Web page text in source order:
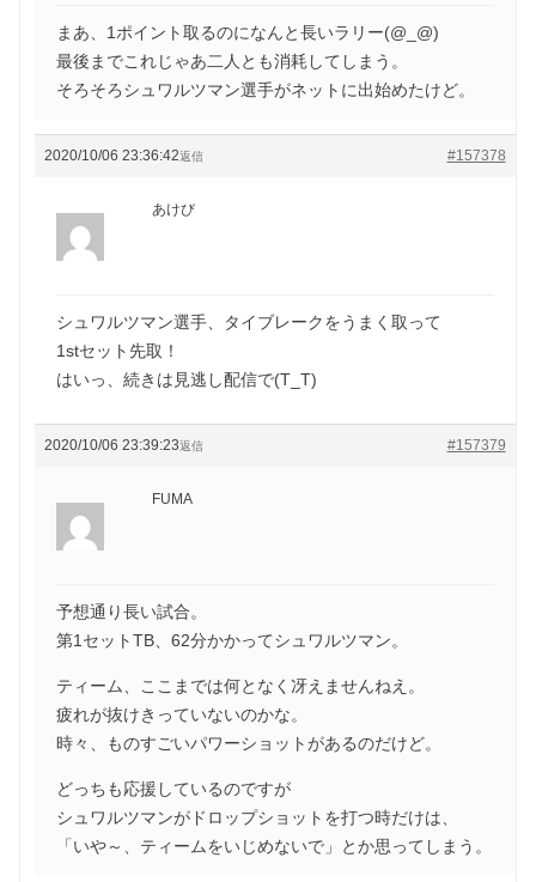
まあ、1ポイント取るのになんと長いラリー(@_@)
最後までこれじゃあ二人とも消耗してしまう。
そろそろシュワルツマン選手がネットに出始めたけど。
2020/10/06 23:36:42 #157378
返信
あけび
シュワルツマン選手、タイブレークをうまく取って
1stセット先取！
はいっ、続きは見逃し配信で(T_T)
2020/10/06 23:39:23 #157379
返信
FUMA
予想通り長い試合。
第1セットTB、62分かかってシュワルツマン。
ティーム、ここまでは何となく冴えませんねえ。
疲れが抜けきっていないのかな。
時々、ものすごいパワーショットがあるのだけど。
どっちも応援しているのですが
シュワルツマンがドロップショットを打つ時だけは、
「いや～、ティームをいじめないで」とか思ってしまう。